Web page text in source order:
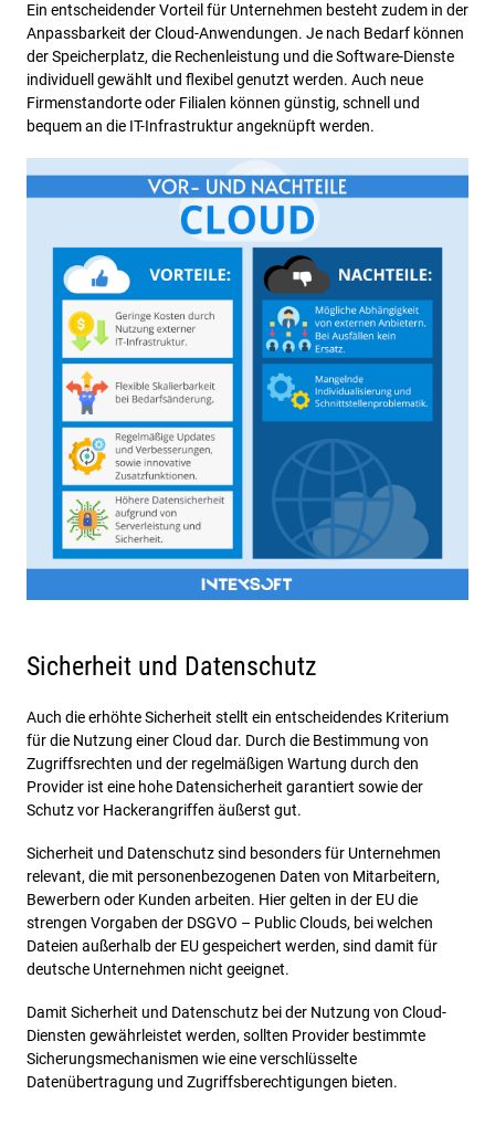
Ein entscheidender Vorteil für Unternehmen besteht zudem in der
Anpassbarkeit der Cloud-Anwendungen. Je nach Bedarf können
der Speicherplatz, die Rechenleistung und die Software-Dienste
individuell gewählt und flexibel genutzt werden. Auch neue
Firmenstandorte oder Filialen können günstig, schnell und
bequem an die IT-Infrastruktur angeknüpft werden.
Sicherheit und Datenschutz
Auch die erhöhte Sicherheit stellt ein entscheidendes Kriterium
für die Nutzung einer Cloud dar. Durch die Bestimmung von
Zugriffsrechten und der regelmäßigen Wartung durch den
Provider ist eine hohe Datensicherheit garantiert sowie der
Schutz vor Hackerangriffen äußerst gut.
Sicherheit und Datenschutz sind besonders für Unternehmen
relevant, die mit personenbezogenen Daten von Mitarbeitern,
Bewerbern oder Kunden arbeiten. Hier gelten in der EU die
strengen Vorgaben der DSGVO – Public Clouds, bei welchen
Dateien außerhalb der EU gespeichert werden, sind damit für
deutsche Unternehmen nicht geeignet.
Damit Sicherheit und Datenschutz bei der Nutzung von Cloud-
Diensten gewährleistet werden, sollten Provider bestimmte
Sicherungsmechanismen wie eine verschlüsselte
Datenübertragung und Zugriffsberechtigungen bieten.